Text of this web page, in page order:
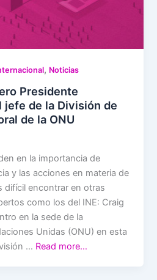
, Noticias
Presidente
de la División de
de la ONU
en la importancia de
y las acciones en materia de
difícil encontrar en otras
como los del INE: Craig
en la sede de la
Unidas (ONU) en esta
… Read more…